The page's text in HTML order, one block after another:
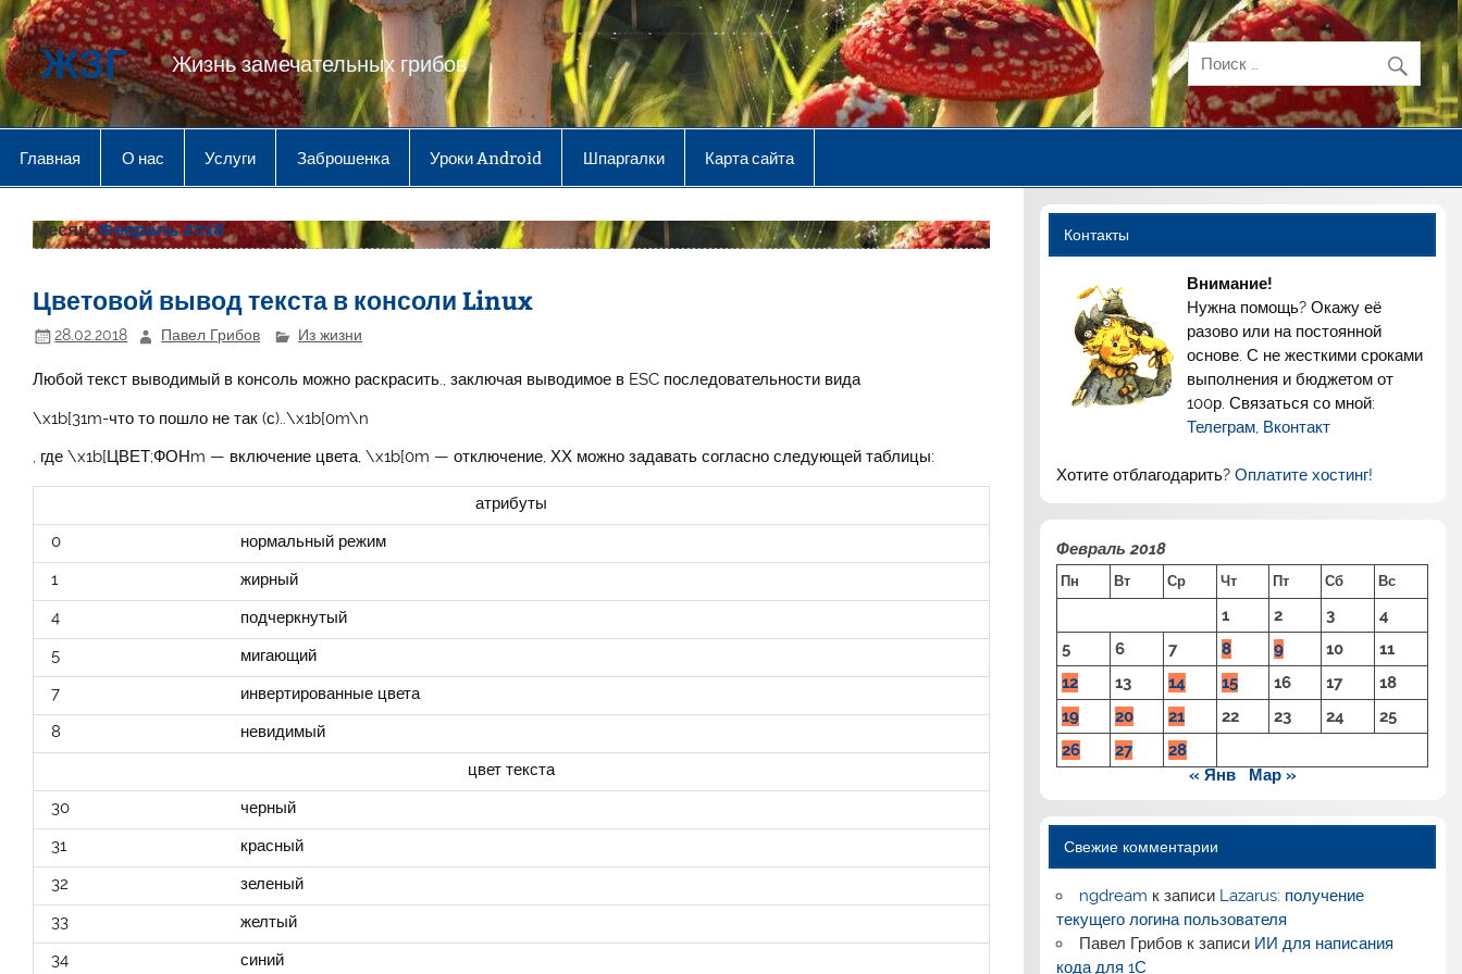
Перейти
к
содержимому
ЖЗГ Жизнь замечательных грибов
Главная О нас Услуги Заброшенка Уроки Android Шпаргалки Карта сайта
Месяц:Февраль 2018
Цветовой вывод текста в консоли Linux
28.02.2018 Павел Грибов Из жизни
Любой текст выводимый в консоль можно раскрасить., заключая выводимое в ESC последовательности вида
\x1b[31m-что то пошло не так (с)..\x1b[0m\n
, где \x1b[ЦВЕТ;ФОНm — включение цвета, \x1b[0m — отключение, ХХ можно задавать согласно следующей таблицы:
атрибуты
0
нормальный режим
1
жирный
4
подчеркнутый
5
мигающий
7
инвертированные цвета
8
невидимый
цвет текста
30
черный
31
красный
32
зеленый
33
желтый
34
синий
Контакты
Внимание!
Нужна помощь? Окажу её
разово или на постоянной
основе. С не жесткими сроками
выполнения и бюджетом от
100р. Связаться со мной:
Телеграм Вконтакт
Хотите отблагодарить?Оплатите хостинг!
Февраль 2018
Пн Вт Ср Чт Пт Сб Вс
1 2 3
4
5
6 7 8 9 10
11
12
13 14 15 16 17
18
19
20 21 22 23 24
25
26
27
28
« Янв
Мар »
Свежие комментарии
ngdream к записи Lazarus: получение
текущего логина пользователя
Павел Грибов к записи ИИ для написания
кода для 1С